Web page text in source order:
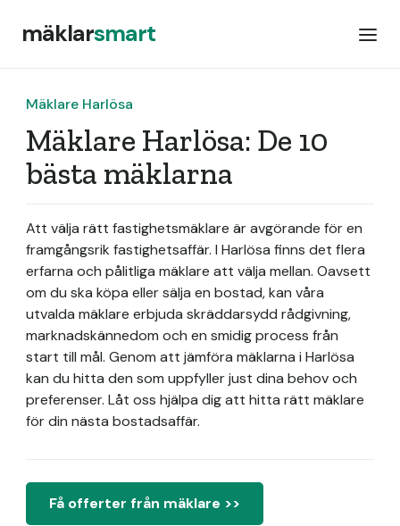
mäklarsmart
Mäklare Harlösa
Mäklare Harlösa: De 10
bästa mäklarna
Att välja rätt fastighetsmäklare är avgörande för en
framgångsrik fastighetsaffär. I Harlösa finns det flera
erfarna och pålitliga mäklare att välja mellan. Oavsett
om du ska köpa eller sälja en bostad, kan våra
utvalda mäklare erbjuda skräddarsydd rådgivning,
marknadskännedom och en smidig process från
start till mål. Genom att jämföra mäklarna i Harlösa
kan du hitta den som uppfyller just dina behov och
preferenser. Låt oss hjälpa dig att hitta rätt mäklare
för din nästa bostadsaffär.
Få offerter från mäklare >>